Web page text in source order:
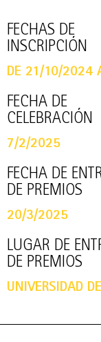
FECHAS DE
INSCRIPCIÓN
DE 21/10/2024
FECHA DE
CELEBRACIÓN
7/2/2025
FECHA DE
DE PREMIOS
20/3/2025
LUGAR DE
DE PREMIOS
UNIVERSIDAD